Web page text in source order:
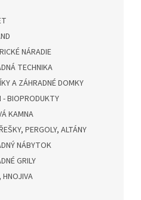
NÁRADIE
TECHNIKA
A ZÁHRADNÉ DOMKY
- BIOPRODUKTY
KAMNA
PERGOLY, ALTÁNY
NÁBYTOK
GRILY
HNOJIVA